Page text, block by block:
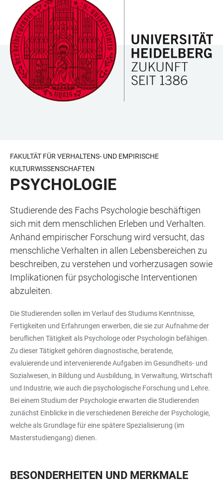
LINKS
ZUR
BARRIEREFREIHEIT
ZUM
HAUPTINHALT
HAUPTNAVIGATION
ÖFFNEN
WEBSEITENSUCHE
ÖFFNEN
FAKULTÄT FÜR VERHALTENS- UND EMPIRISCHE
KULTURWISSENSCHAFTEN
PSYCHOLOGIE
Studierende des Fachs Psychologie beschäftigen
sich mit dem menschlichen Erleben und Verhalten.
Anhand empirischer Forschung wird versucht, das
menschliche Verhalten in allen Lebensbereichen zu
beschreiben, zu verstehen und vorherzusagen sowie
Implikationen für psychologische Interventionen
abzuleiten.
Die Studierenden sollen im Verlauf des Studiums Kenntnisse,
Fertigkeiten und Erfahrungen erwerben, die sie zur Aufnahme der
beruflichen Tätigkeit als Psychologe oder Psychologin befähigen.
Zu dieser Tätigkeit gehören diagnostische, beratende,
evaluierende und intervenierende Aufgaben im Gesundheits- und
Sozialwesen, in Bildung und Ausbildung, in Verwaltung, Wirtschaft
und Industrie, wie auch die psychologische Forschung und Lehre.
Bei einem Studium der Psychologie erwarten die Studierenden
zunächst Einblicke in die verschiedenen Bereiche der Psychologie,
welche als Grundlage für eine spätere Spezialisierung (im
Masterstudiengang) dienen.
BESONDERHEITEN UND MERKMALE